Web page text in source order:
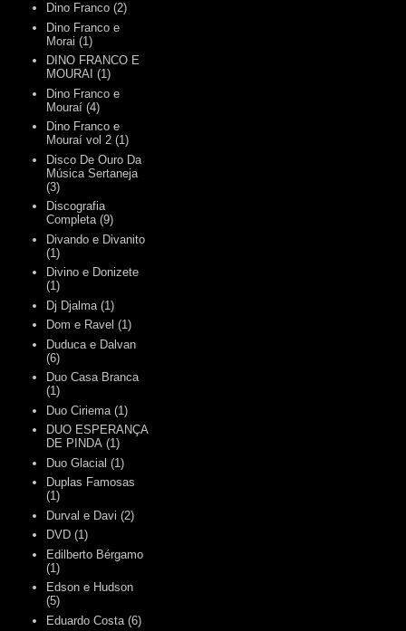
Dino Franco (2)
Dino Franco e
Morai (1)
DINO FRANCO E
MOURAI (1)
Dino Franco e
Mouraí (4)
Dino Franco e
Mouraí vol 2 (1)
Disco De Ouro Da
Música Sertaneja
(3)
Discografia
Completa (9)
Divando e Divanito
(1)
Divino e Donizete
(1)
Dj Djalma (1)
Dom e Ravel (1)
Duduca e Dalvan
(6)
Duo Casa Branca
(1)
Duo Ciriema (1)
DUO ESPERANÇA
DE PINDA (1)
Duo Glacial (1)
Duplas Famosas
(1)
Durval e Davi (2)
DVD (1)
Edilberto Bérgamo
(1)
Edson e Hudson
(5)
Eduardo Costa (6)